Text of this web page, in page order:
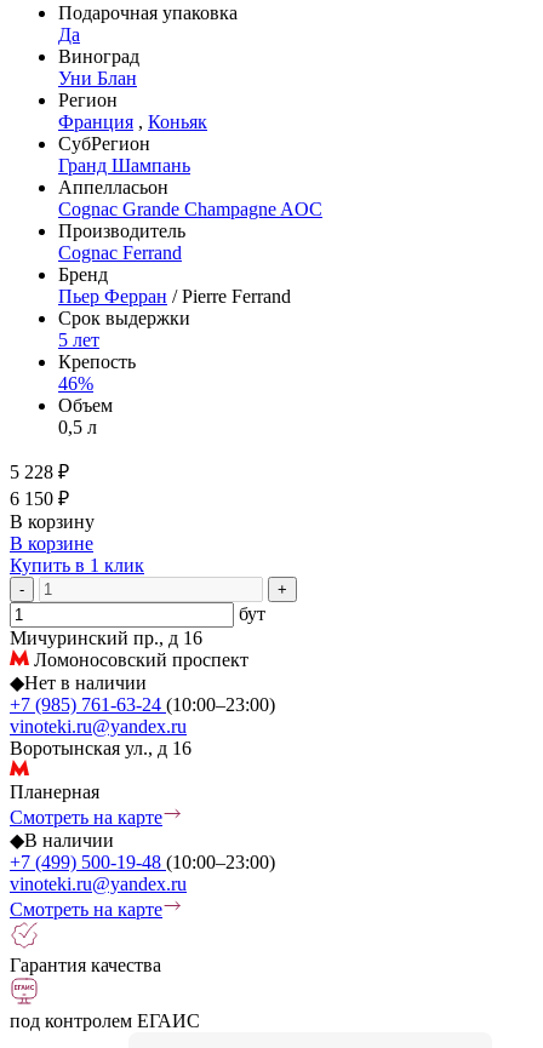
Подарочная упаковка
Да
Виноград
Уни Блан
Регион
Франция , Коньяк
СубРегион
Гранд Шампань
Аппелласьон
Cognac Grande Champagne AOC
Производитель
Cognac Ferrand
Бренд
Пьер Ферран / Pierre Ferrand
Срок выдержки
5 лет
Крепость
46%
Объем
0,5 л
5 228 ₽
6 150 ₽
В корзину
В корзине
Купить в 1 клик
- +
бут
Мичуринский пр., д 16
Ломоносовский проспект
◆Нет в наличии
+7 (985) 761-63-24 (10:00–23:00)
vinoteki.ru@yandex.ru
Воротынская ул., д 16
Планерная
Смотреть на карте
◆В наличии
+7 (499) 500-19-48 (10:00–23:00)
vinoteki.ru@yandex.ru
Смотреть на карте
Гарантия качества
под контролем ЕГАИС